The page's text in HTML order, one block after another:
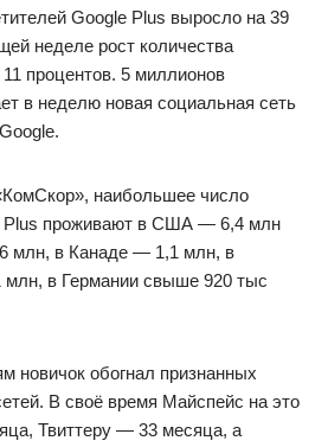
Google Plus выросло на 39
неделе рост количества
процентов. 5 миллионов
в неделю новая социальная сеть
наибольшее число
Plus проживают в США — 6,4 млн
млн, в Канаде — 1,1 млн, в
в Германии свыше 920 тыс
новичок обогнал признанных
В своё время Майспейс на это
Твиттеру — 33 месяца, а